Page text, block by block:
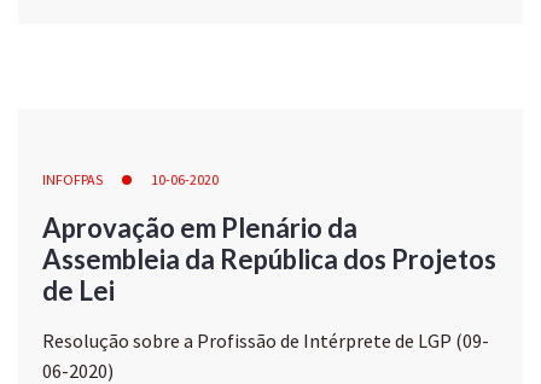
INFOFPAS 10-06-2020
Aprovação em Plenário da
Assembleia da República dos Projetos
de Lei
Resolução sobre a Profissão de Intérprete de LGP (09-
06-2020)